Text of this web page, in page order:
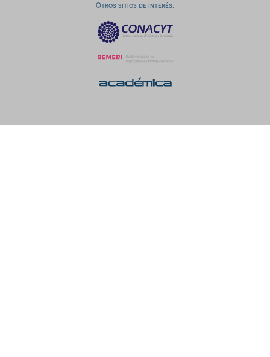
Otros sitios de interés: